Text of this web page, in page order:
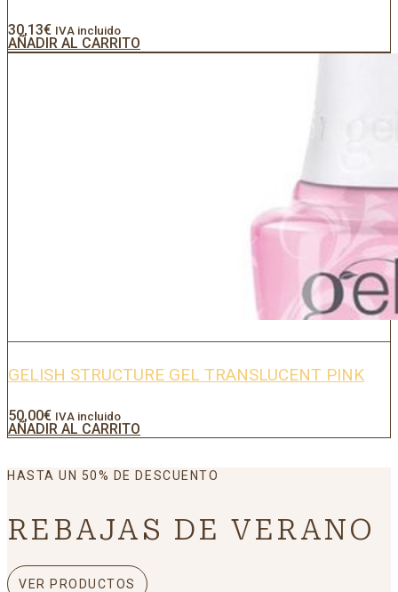
30,13€ IVA incluido
AÑADIR AL CARRITO
GELISH STRUCTURE GEL TRANSLUCENT PINK
50,00€ IVA incluido
AÑADIR AL CARRITO
HASTA UN 50% DE DESCUENTO
REBAJAS DE VERANO
VER PRODUCTOS